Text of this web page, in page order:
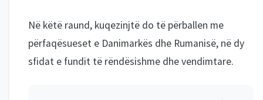
Në këtë raund, kuqezinjtë do të përballen me
përfaqësueset e Danimarkës dhe Rumanisë, në dy
sfidat e fundit të rëndësishme dhe vendimtare.